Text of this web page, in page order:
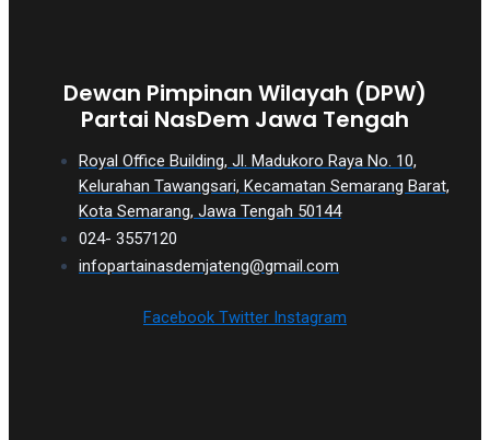
Dewan Pimpinan Wilayah (DPW)
Partai NasDem Jawa Tengah
Royal Office Building, Jl. Madukoro Raya No. 10,
Kelurahan Tawangsari, Kecamatan Semarang Barat,
Kota Semarang, Jawa Tengah 50144
024- 3557120
infopartainasdemjateng@gmail.com
Facebook Twitter Instagram